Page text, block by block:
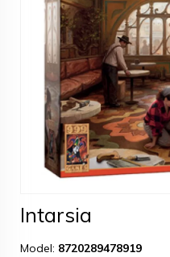
Intarsia
Model: 8720289478919